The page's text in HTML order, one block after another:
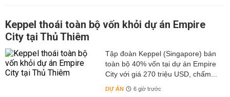
Keppel thoái toàn bộ vốn khỏi dự án Empire
City tại Thủ Thiêm
Tập đoàn Keppel (Singapore) bán
toàn bộ 40% vốn tại dự án Empire
City với giá 270 triệu USD, chấm...
DỰ ÁN 6 giờ trước